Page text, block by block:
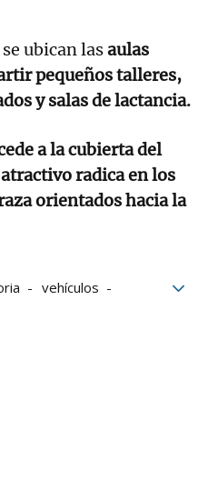
ubican lasaulas
pequeños talleres,
y salas de lactancia.
a la cubierta del
radica en los
orientados hacia la
vehículos